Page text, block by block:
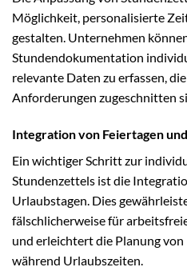
Möglichkeit, personalisierte
gestalten. Unternehmen
Stundendokumentation
relevante Daten zu erfassen,
Anforderungen zugeschnitten
Integration von Feiertagen
Ein wichtiger Schritt zur
Stundenzettels ist die
Urlaubstagen. Dies
fälschlicherweise für
und erleichtert die Planung
während Urlaubszeiten.